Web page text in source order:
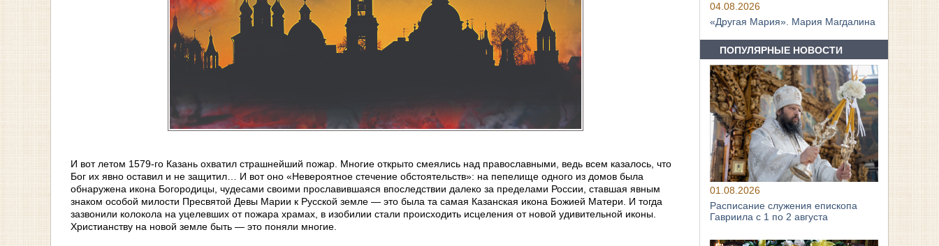
И вот летом 1579-го Казань охватил страшнейший пожар. Многие открыто смеялись над православными, ведь всем казалось, что
Бог их явно оставил и не защитил… И вот оно «Невероятное стечение обстоятельств»: на пепелище одного из домов была
обнаружена икона Богородицы, чудесами своими прославившаяся впоследствии далеко за пределами России, ставшая явным
знаком особой милости Пресвятой Девы Марии к Русской земле — это была та самая Казанская икона Божией Матери. И тогда
зазвонили колокола на уцелевших от пожара храмах, в изобилии стали происходить исцеления от новой удивительной иконы.
Христианству на новой земле быть — это поняли многие.
04.08.2026
«Другая Мария». Мария Магдалина
ПОПУЛЯРНЫЕ НОВОСТИ
01.08.2026
Расписание служения епископа
Гавриила с 1 по 2 августа